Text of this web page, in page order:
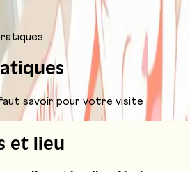
faut savoir pour votre visite
et lieu